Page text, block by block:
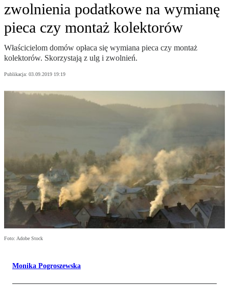
zwolnienia podatkowe na wymianę
pieca czy montaż kolektorów
Właścicielom domów opłaca się wymiana pieca czy montaż
kolektorów. Skorzystają z ulg i zwolnień.
Publikacja: 03.09.2019 19:19
Foto: Adobe Stock
Monika Pogroszewska